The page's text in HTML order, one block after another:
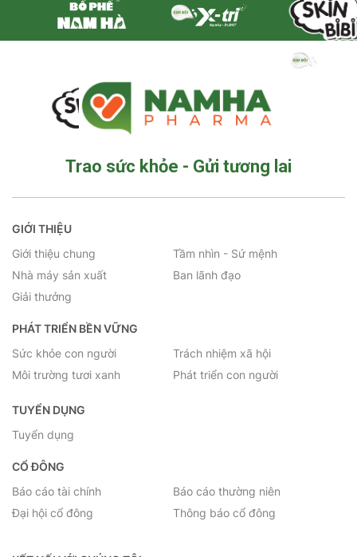
Trao sức khỏe - Gửi tương lai
GIỚI THIỆU
Giới thiệu chung
Tầm nhìn - Sứ mệnh
Nhà máy sản xuất
Ban lãnh đạo
Giải thưởng
PHÁT TRIỂN BỀN VỮNG
Sức khỏe con người
Trách nhiệm xã hội
Môi trường tươi xanh
Phát triển con người
TUYỂN DỤNG
Tuyển dụng
CỔ ĐÔNG
Báo cáo tài chính
Báo cáo thường niên
Đại hội cổ đông
Thông báo cổ đông